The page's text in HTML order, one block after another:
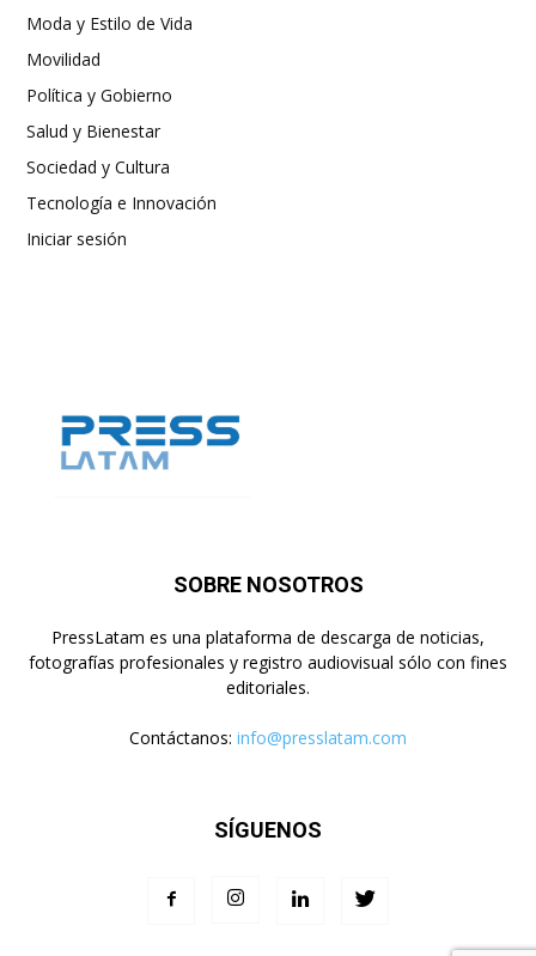
Moda y Estilo de Vida
Movilidad
Política y Gobierno
Salud y Bienestar
Sociedad y Cultura
Tecnología e Innovación
Iniciar sesión
SOBRE NOSOTROS
PressLatam es una plataforma de descarga de noticias,
fotografías profesionales y registro audiovisual sólo con fines
editoriales.
Contáctanos: info@presslatam.com
SÍGUENOS